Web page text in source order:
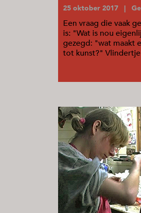
25 oktober 2017 |
Een vraag die vaak
is: "Wat is nou
gezegd: "wat maakt
tot kunst?"